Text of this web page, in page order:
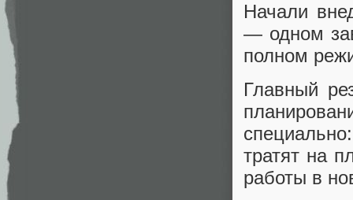
Начали
— одном
полном
Главный
тратят на
работы в